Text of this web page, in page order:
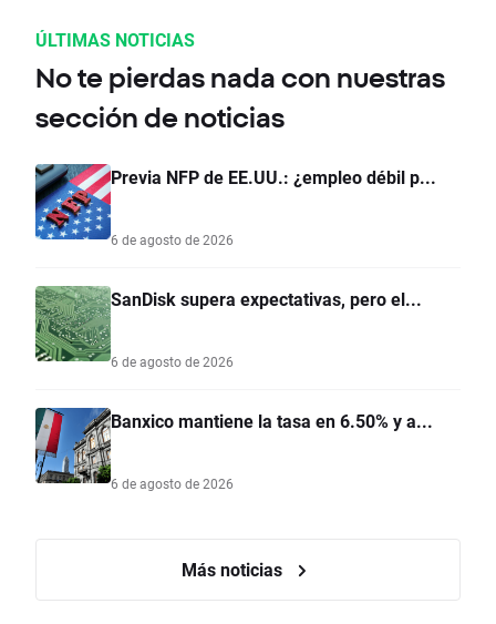
ÚLTIMAS NOTICIAS
No te pierdas nada con nuestras
sección de noticias
Previa NFP de EE.UU.: ¿empleo débil p...
6 de agosto de 2026
SanDisk supera expectativas, pero el...
6 de agosto de 2026
Banxico mantiene la tasa en 6.50% y a...
6 de agosto de 2026
Más noticias